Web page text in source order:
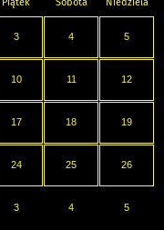
Piątek Sobota Niedziela
3 4 5
10 11 12
17 18 19
24 25 26
3 4 5